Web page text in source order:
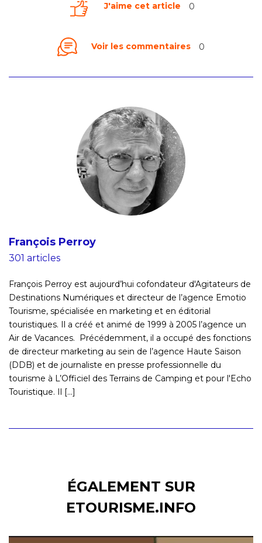
J'aime cet article 0
Voir les commentaires 0
François Perroy
301 articles
François Perroy est aujourd’hui cofondateur d'Agitateurs de
Destinations Numériques et directeur de l’agence Emotio
Tourisme, spécialisée en marketing et en éditorial
touristiques. Il a créé et animé de 1999 à 2005 l’agence un
Air de Vacances. Précédemment, il a occupé des fonctions
de directeur marketing au sein de l’agence Haute Saison
(DDB) et de journaliste en presse professionnelle du
tourisme à L’Officiel des Terrains de Camping et pour l'Echo
Touristique. Il [...]
ÉGALEMENT SUR
ETOURISME.INFO